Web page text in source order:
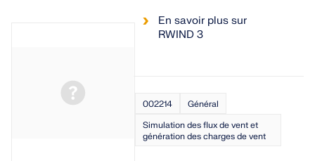
Découvrir l’APIEn savoir plus sur
RWIND 3
002214
Général
Simulation des flux de vent et
génération des charges de vent